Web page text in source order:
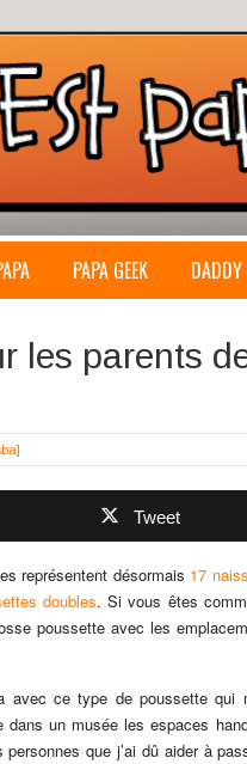
PAPA GEEK
les parents
Tweet
représentent désormais 17
doubles. Si vous êtes
poussette avec les
avec ce type de poussette qui
un musée les espaces
que j’ai dû aider à